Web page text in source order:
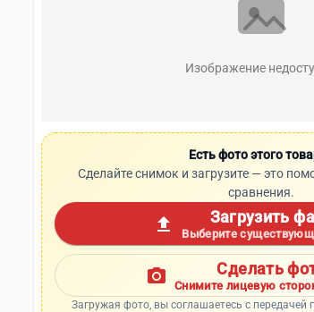
Изображение
Есть фото этого
Сделайте снимок и загрузите — это
сравнения.
upload Загрузить
Выберите
photo_camera Сделать
Снимите лицевую
Загружая фото, вы соглашаетесь с передачей